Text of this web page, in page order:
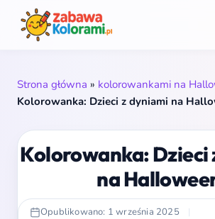
Strona główna » kolorowankami na
Kolorowanka: Dzieci z dyniami na
Kolorowanka: Dzieci
na
Opublikowano: 1 września 2025
|